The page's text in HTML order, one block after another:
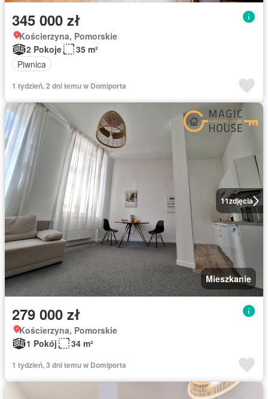
345 000 zł
Kościerzyna, Pomorskie
2 Pokoje
35 m²
Piwnica
1 tydzień, 2 dni temu w Domiporta
11zdjęcia
Mieszkanie
279 000 zł
Kościerzyna, Pomorskie
1 Pokój
34 m²
1 tydzień, 3 dni temu w Domiporta